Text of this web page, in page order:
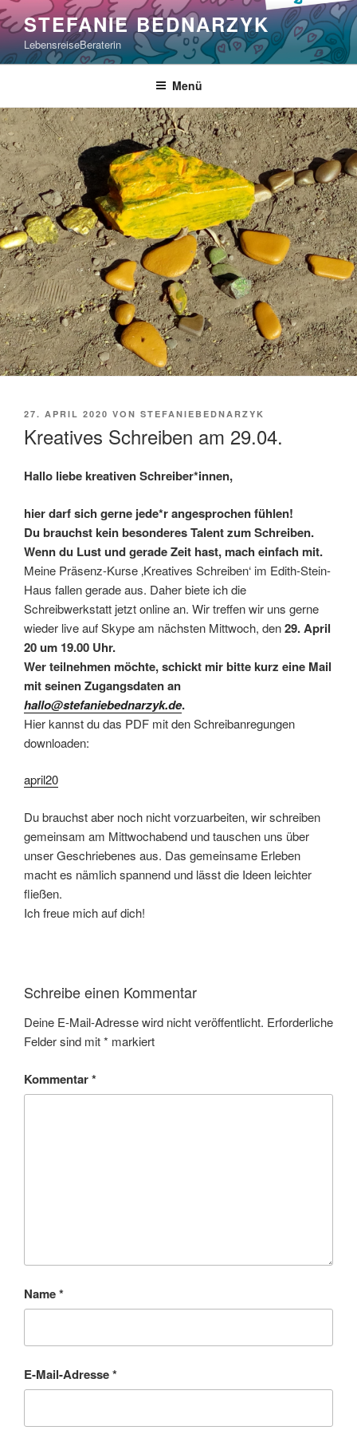
Zum
Inhalt
springen
STEFANIE BEDNARZYK
LebensreiseBeraterin
Menü
VERÖFFENTLICHT
27. APRIL 2020 VON STEFANIEBEDNARZYK
Kreatives Schreiben am 29.04.
Hallo liebe kreativen Schreiber*innen,
hier darf sich gerne jede*r angesprochen fühlen!
Du brauchst kein besonderes Talent zum Schreiben.
Wenn du Lust und gerade Zeit hast, mach einfach mit.
Meine Präsenz-Kurse ‚Kreatives Schreiben‘ im Edith-Stein-
Haus fallen gerade aus. Daher biete ich die
Schreibwerkstatt jetzt online an. Wir treffen wir uns gerne
wieder live auf Skype am nächsten Mittwoch, den29. April
20 um 19.00 Uhr.
Wer teilnehmen möchte, schickt mir bitte kurz eine Mail
mit seinen Zugangsdaten an
hallo@stefaniebednarzyk.de.
Hier kannst du das PDF mit den Schreibanregungen
downloaden:
april20
Du brauchst aber noch nicht vorzuarbeiten, wir schreiben
gemeinsam am Mittwochabend und tauschen uns über
unser Geschriebenes aus. Das gemeinsame Erleben
macht es nämlich spannend und lässt die Ideen leichter
fließen.
Ich freue mich auf dich!
Schreibe einen Kommentar
Deine E-Mail-Adresse wird nicht veröffentlicht. Erforderliche
Felder sind mit* markiert
Kommentar*
Name*
E-Mail-Adresse*